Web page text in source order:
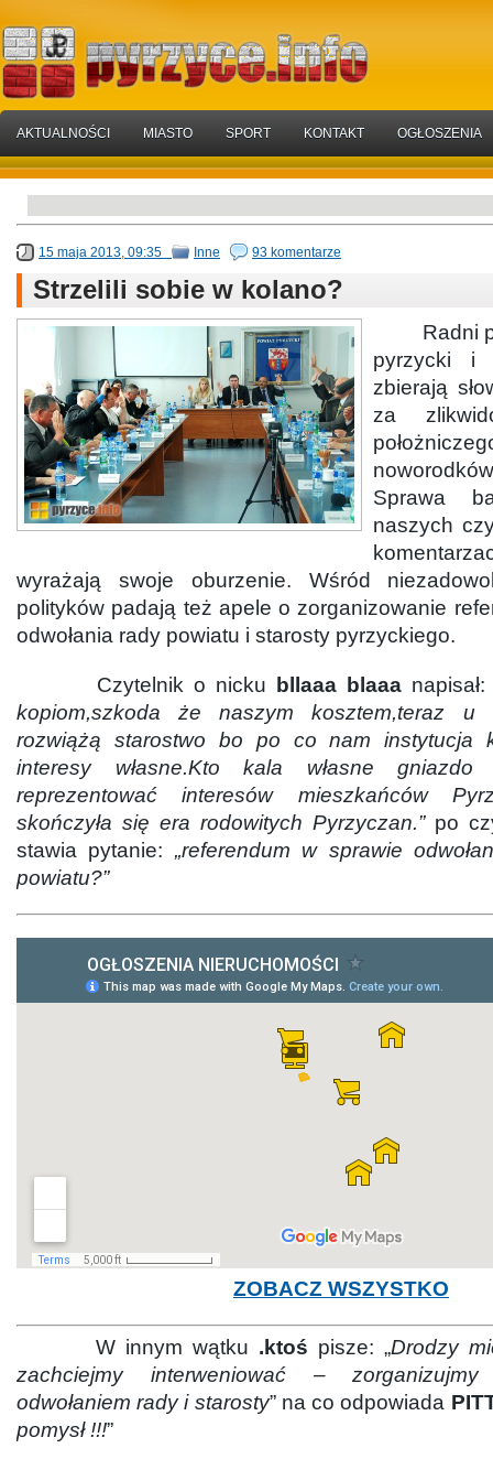
AKTUALNOŚCI MIASTO SPORT KONTAKT OGŁOSZENIA
15 maja 2013, 09:35 Inne 93 komentarze
Strzelili sobie w kolano?
Radni
pyrzycki i
zbierają
za
Sprawa
naszych
wyrażają swoje oburzenie. Wśród
polityków padają też apele o zorganizowanie
odwołania rady powiatu i starosty pyrzyckiego.
Czytelnik o nicku bllaaa blaaa
kopiom,szkoda że naszym kosztem,teraz u
rozwiążą starostwo bo po co nam instytucja
interesy własne.Kto kala własne
reprezentować interesów mieszkańców
skończyła się era rodowitych Pyrzyczan.” po
stawia pytanie: „referendum w sprawie
powiatu?”
ZOBACZ WSZYSTKO
W innym wątku .ktoś pisze: „Drodzy
zachciejmy interweniować –
odwołaniem rady i starosty” na co odpowiada
pomysł !!!”